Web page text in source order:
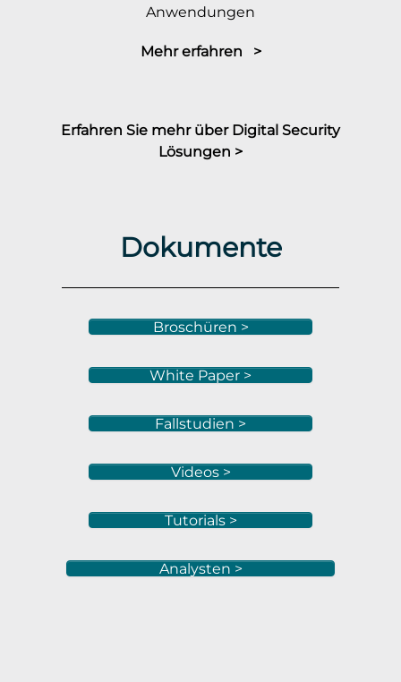
Anwendungen
Mehr erfahren >
Erfahren Sie mehr über Digital Security
Lösungen >
Dokumente
Broschüren >
White Paper >
Fallstudien >
Videos >
Tutorials >
Analysten >